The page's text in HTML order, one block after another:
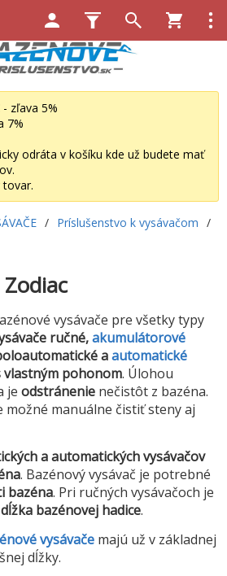
zľava 5%
7%
odráta v košíku kde už budete mať
tovar.
/ Príslušenstvo k vysávačom /
vysávače pre všetky typy
ručné,akumulátorové
aautomatické
vlastným pohonom. Úlohou
je odstránenie nečistôt z bazéna.
možné manuálne čistiť steny aj
a automatických vysávačov
. Bazénový vysávač je potrebné
bazéna. Pri ručných vysávačoch je
bazénovej hadice.
vysávače majú už v základnej
dĺžky.